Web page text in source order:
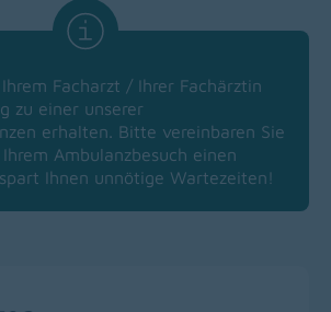
Facharzt / Ihrer Fachärztin
zu einer unserer
erhalten. Bitte vereinbaren Sie
Ihrem Ambulanzbesuch einen
Ihnen unnötige Wartezeiten!